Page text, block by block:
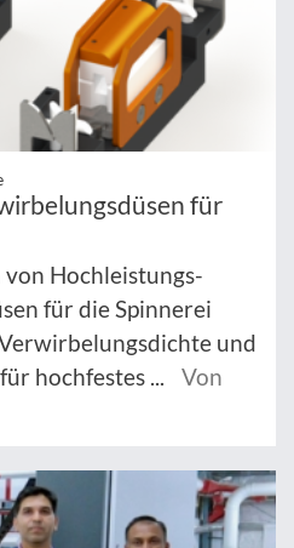
für
Hochleistungs-
für die Spinnerei
und
hochfestes ...
Von